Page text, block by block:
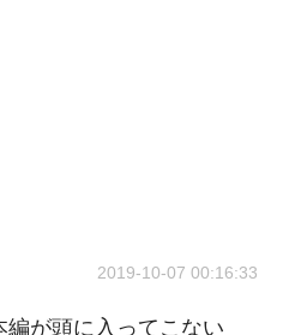
2019-10-07 00:16:33
編が頭に入ってこない